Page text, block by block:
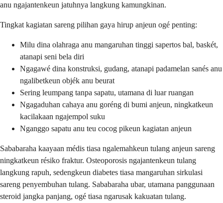
anu ngajantenkeun jatuhnya langkung kamungkinan.
Tingkat kagiatan sareng pilihan gaya hirup anjeun ogé penting:
Milu dina olahraga anu mangaruhan tinggi sapertos bal, baskét,
atanapi seni bela diri
Ngagawé dina konstruksi, gudang, atanapi padamelan sanés anu
ngalibetkeun objék anu beurat
Sering leumpang tanpa sapatu, utamana di luar ruangan
Ngagaduhan cahaya anu goréng di bumi anjeun, ningkatkeun
kacilakaan ngajempol suku
Nganggo sapatu anu teu cocog pikeun kagiatan anjeun
Sababaraha kaayaan médis tiasa ngalemahkeun tulang anjeun sareng
ningkatkeun résiko fraktur. Osteoporosis ngajantenkeun tulang
langkung rapuh, sedengkeun diabetes tiasa mangaruhan sirkulasi
sareng penyembuhan tulang. Sababaraha ubar, utamana panggunaan
steroid jangka panjang, ogé tiasa ngarusak kakuatan tulang.